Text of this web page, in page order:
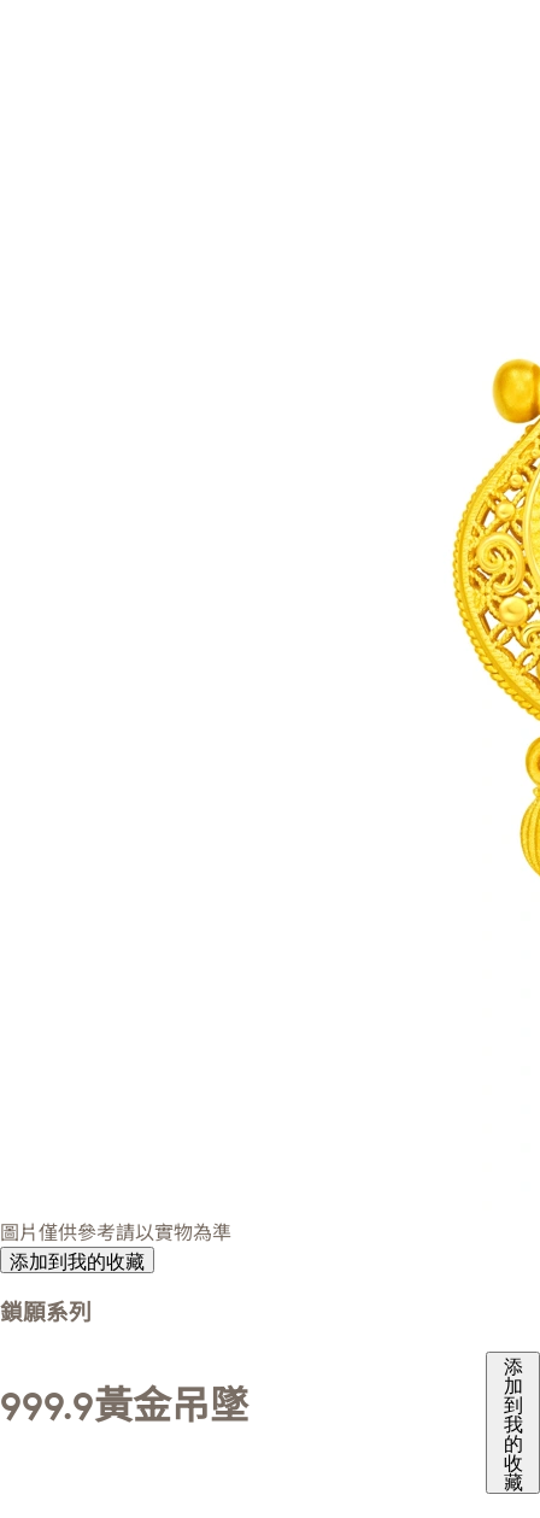
圖片僅供參考請以實物為準
添加到我的收藏
鎖願系列
999.9黃金吊墜
添
加
到
我
的
收
藏